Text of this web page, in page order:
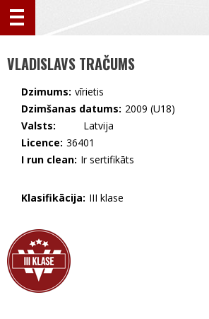
VLADISLAVS TRAČUMS
Dzimums: vīrietis
Dzimšanas datums: 2009 (U18)
Valsts:
🇱🇻 Latvija
Licence: 36401
I run clean: Ir sertifikāts
Klasifikācija: III klase